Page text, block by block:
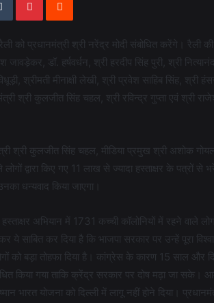
को प्रधानमंत्री श्री नरेंद्र मोदी संबोधित करेंगे। रैली की
डॉ. हर्षवर्धन, श्री हरदीप सिंह पुरी, श्री
श्रीमती मीनाक्षी लेखी, श्री प्रवेश साहिब सिंह, श्री
श्री कुलजीत सिंह चहल, श्री रविन्द्र गुप्ता एवं श्री
श्री कुलजीत सिंह चहल, मीडिया प्रमुख श्री अशोक गोयल
द्वारा किए गए 11 लाख से ज्यादा हस्ताक्षर के पत्रों से
धन्यवाद किया जाएगा।
अभियान में 1731 कच्ची कॉलोनियों में रहने वाले
ये साबित कर दिया है कि भाजपा सरकार पर उन्हें पूरा
को बड़ा तोहफा दिया है। कांग्रेस के कारण 15 साल और
किया गया ताकि क्रेंद्र सरकार पर दोष मढ़ा जा सके।
भारत योजना को दिल्ली में लागू नहीं होने दिया।